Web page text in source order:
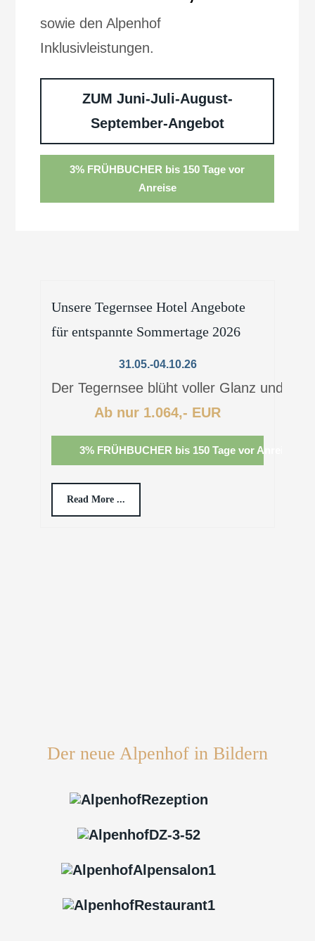
sowie den Alpenhof
Inklusivleistungen.
ZUM Juni-Juli-August-
September-Angebot
3% FRÜHBUCHER bis 150 Tage vor
Anreise
Unsere Tegernsee Hotel Angebote
für entspannte Sommertage 2026
31.05.-04.10.26
Der Tegernsee blüht voller Glanz und
Ab nur 1.064,- EUR
3% FRÜHBUCHER bis 150 Tage vor Anreise
Read More ...
Der neue Alpenhof in Bildern